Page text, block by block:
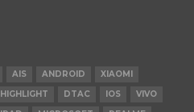
AIS ANDROID
XIAOMI
HIGHLIGHT DTAC IOS
VIVO